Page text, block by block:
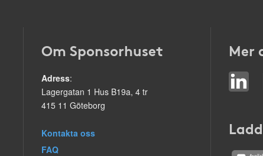
Om Sponsorhuset
Adress:
Lagergatan 1 Hus B19a, 4 tr
415 11 Göteborg
Kontakta oss
FAQ
Mer